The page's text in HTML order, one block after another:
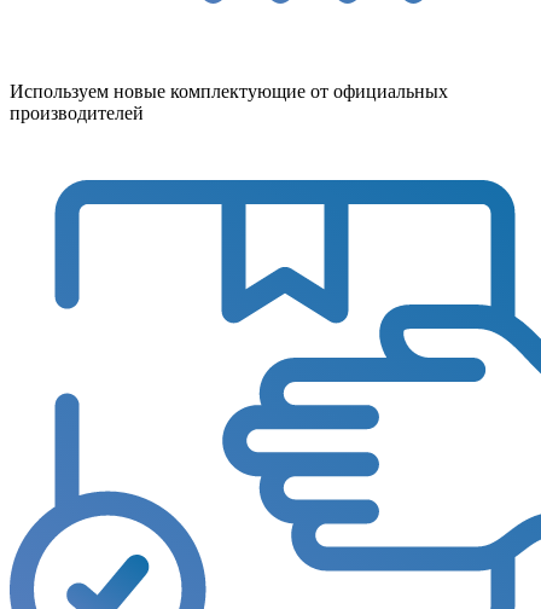
Используем новые комплектующие от официальных
производителей